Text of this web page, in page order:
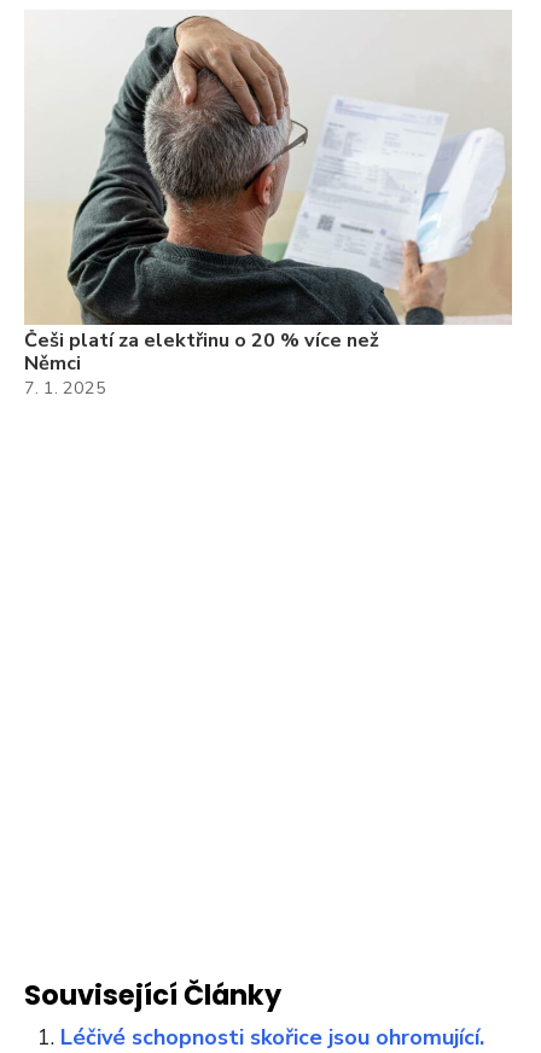
Češi platí za elektřinu o 20 % více než
Němci
7. 1. 2025
Související Články
Léčivé schopnosti skořice jsou ohromující.